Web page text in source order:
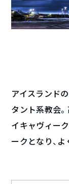
アイスランド
タント系教会
イキャヴィー
ークとなり、よ